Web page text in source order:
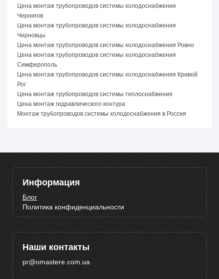
Цена монтаж трубопроводов системы холодоснабжения
Чернигов
Цена монтаж трубопроводов системы холодоснабжения
Черновцы
Цена монтаж трубопроводов системы холодоснабжения Ровно
Цена монтаж трубопроводов системы холодоснабжения
Симферополь
Цена монтаж трубопроводов системы холодоснабжения Кривой
Рог
Цена монтаж трубопроводов системы теплоснабжения
Цена монтаж гидравлического контура
Монтаж трубопроводов системы холодоснабжения в Россия
Информация
Блог
Политика конфиденциальности
Наши контакты
pr@omastere.com.ua